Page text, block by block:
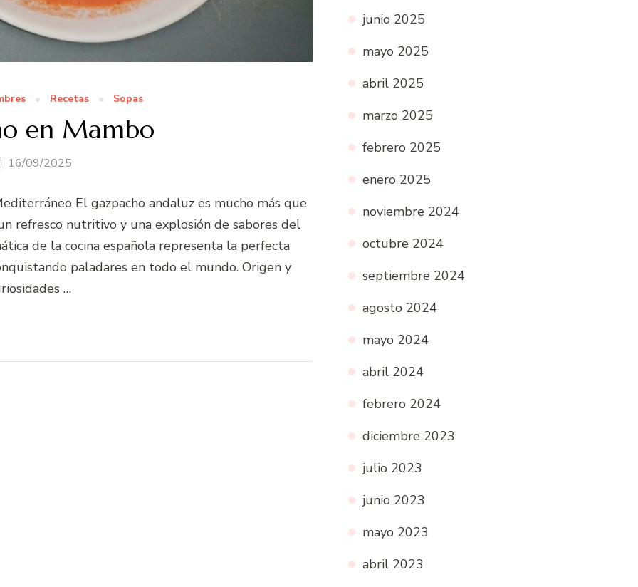
Recetas Sopas
en Mambo
16/09/2025
El gazpacho andaluz es mucho más que
refresco nutritivo y una explosión de sabores del
de la cocina española representa la perfecta
paladares en todo el mundo. Origen y
…
junio 2025
mayo 2025
abril 2025
marzo 2025
febrero 2025
enero 2025
noviembre 2024
octubre 2024
septiembre 2024
agosto 2024
mayo 2024
abril 2024
febrero 2024
diciembre 2023
julio 2023
junio 2023
mayo 2023
abril 2023